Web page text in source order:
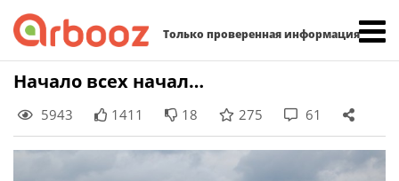
Только проверенная информация
Skip
content
Начало всех начал…
5943 1411 18 275 61
Найти: